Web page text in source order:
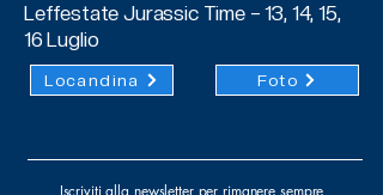
Leffestate Jurassic Time – 13, 14, 15,
16 Luglio
Locandina Foto
Iscriviti alla newsletter per rimanere sempre